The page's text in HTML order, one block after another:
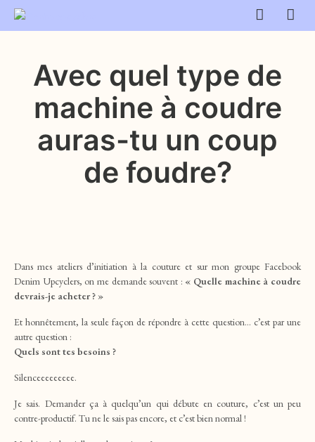
Avec quel type de
machine à coudre
auras-tu un coup
de foudre?
Dans mes ateliers d’initiation à la couture et sur mon groupe Facebook
Denim Upcyclers, on me demande souvent : « Quelle machine à coudre
devrais-je acheter ? »
Et honnêtement, la seule façon de répondre à cette question… c’est par une
autre question :
Quels sont tes besoins ?
Silenceeeeeeeee.
Je sais. Demander ça à quelqu’un qui débute en couture, c’est un peu
contre-productif. Tu ne le sais pas encore, et c’est bien normal !